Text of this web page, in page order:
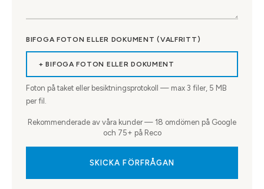
BIFOGA FOTON ELLER DOKUMENT (VALFRITT)
+ BIFOGA FOTON ELLER DOKUMENT
Foton på taket eller besiktningsprotokoll — max 3 filer, 5 MB
per fil.
Rekommenderade av våra kunder — 18 omdömen på Google
och 75+ på Reco
SKICKA FÖRFRÅGAN